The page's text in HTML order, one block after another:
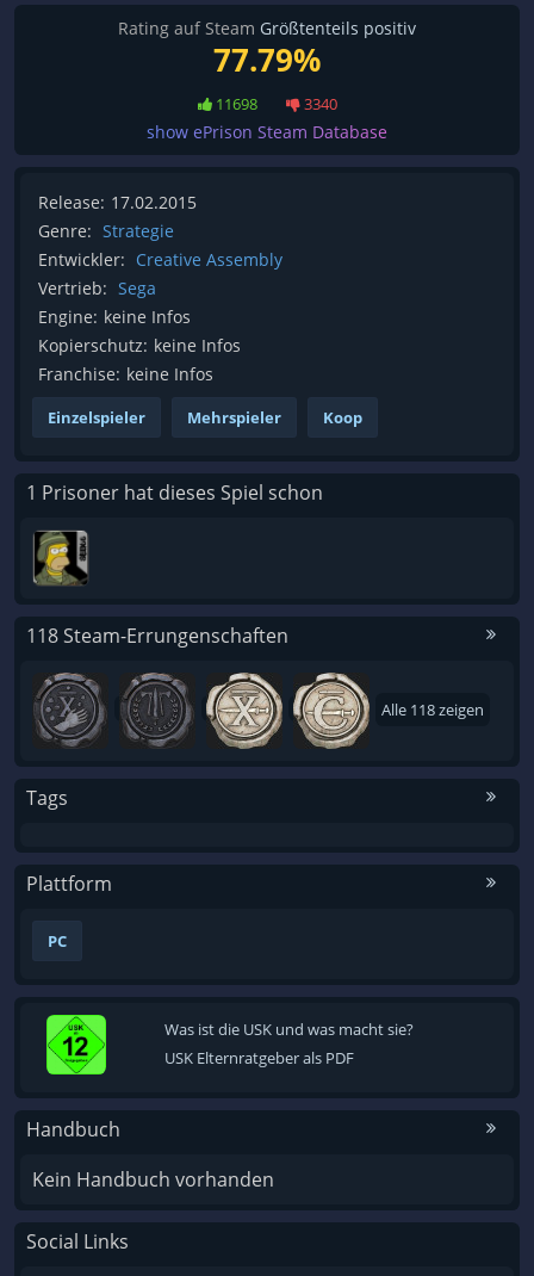
Rating auf Steam Größtenteils positiv
77.79%
11698 3340
show ePrison Steam Database
Release: 17.02.2015
Genre: Strategie
Entwickler: Creative Assembly
Vertrieb: Sega
Engine: keine Infos
Kopierschutz: keine Infos
Franchise: keine Infos
Einzelspieler Mehrspieler Koop
1 Prisoner hat dieses Spiel schon
118 Steam-Errungenschaften
Alle 118 zeigen
Tags
Plattform
PC
Was ist die USK und was macht sie?
USK Elternratgeber als PDF
Handbuch
Kein Handbuch vorhanden
Social Links